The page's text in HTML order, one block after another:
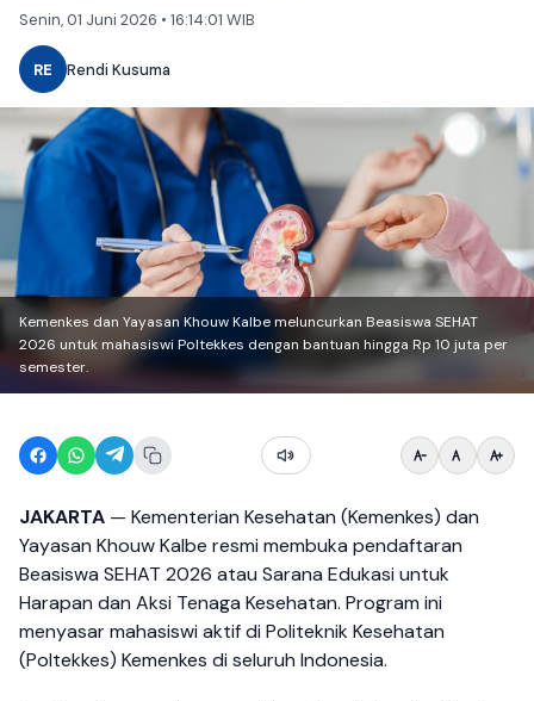
Senin, 01 Juni 2026 • 16:14:01 WIB
RE Rendi Kusuma
Kemenkes dan Yayasan Khouw Kalbe meluncurkan Beasiswa SEHAT
2026 untuk mahasiswi Poltekkes dengan bantuan hingga Rp 10 juta per
semester.
JAKARTA — Kementerian Kesehatan (Kemenkes) dan
Yayasan Khouw Kalbe resmi membuka pendaftaran
Beasiswa SEHAT 2026 atau Sarana Edukasi untuk
Harapan dan Aksi Tenaga Kesehatan. Program ini
menyasar mahasiswi aktif di Politeknik Kesehatan
(Poltekkes) Kemenkes di seluruh Indonesia.